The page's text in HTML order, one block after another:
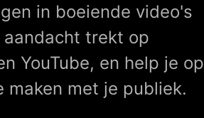
in boeiende video's
trekt op
YouTube, en help je op
maken met je publiek.